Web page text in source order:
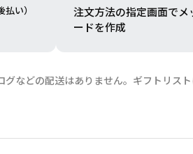
い）
注文方法の指定画面でメ
ードを作成
などの配送はありません。ギフトリス